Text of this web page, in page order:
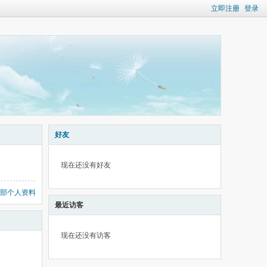
立即注册 登录
个人资料
好友
现在还没有好友
最近访客
现在还没有访客